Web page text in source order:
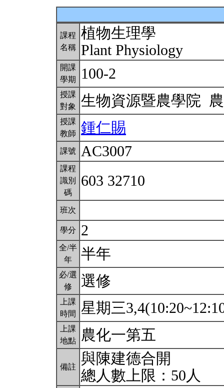
課程
名稱
植物生理學
Plant Physiology
開課
學期
100-2
授課
對象
生物資源暨農學院
授課
教師
鍾仁賜
課號 AC3007
課程
識別
碼
603 32710
班次
學分 2
全/半
年
半年
必/選
修
選修
上課
時間
星期三
上課
地點
農化一第五
備註
與陳建德合開
總人數上限：50人